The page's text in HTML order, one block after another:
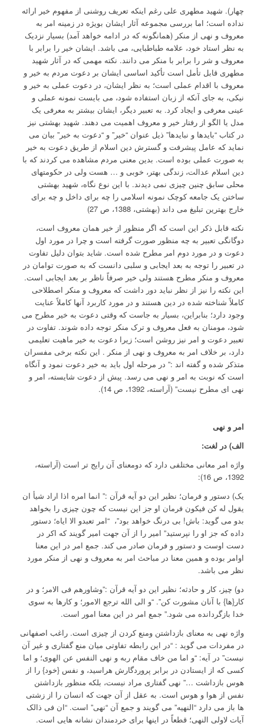
چهار). شهید مطهری علی رغم اینکه تعریف روشنی از مفهوم خیر ارائه
نداده است؛ اما بررسی مجموعه آثار ایشان بویژه در زمینه امر به
معروف و نهی از منکر (همانگونه که در ادامه خواهد آمد) بسیار نزدیک
به نظر استاد خود، علامه طباطبایی، می باشد. ایشان خیر را برابر با
معروف و شر را برابر با منکر می دانند. نکته مهمی که در آثار شهید
مطهری قابل تأمل است تأکید اساسی ایشان بر دعوت مردم به خیر و
معروف با اقدام عملی است؛ به نظر ایشان، در دعوت عملی به خیر و
نیکی، به جای آنکه از زبان استفاده شود، می بایست نمونه عملی و
عینی معرفی و ایجاد کرد. به تعبیر دیگر، ایشان بیشتر به معرفی یک
مدل یا الگو از رفتار خیر و معروف اهمیت می دهند. شهید بهشتی نیز
در کتاب “بایدها و نبایدها” ذیل عنوان “خیر” و “دعوت به خیر” بیان می
نماید که عامل پیشرفت و گسترش دین اسلام از طریق دعوت به خیر
به صورت عملی بوده است. بدین معنی مردم مشاهده می کردند که با
دین اسلام عدالت، زندگی بهتر، خوبی و … هست ولی در حکومتهای
محلی سابق چنین چیزی نمی دیدند. با این نوع نگاه، شهید بهشتی
ساختن یک جامعه کوچک نمونه اسلامی را چه برای داخل و چه برای
خارج بهترین تبلیغ می داند (بهشتی، 1388، ص 27)
نکته قابل ذکر این است که اگر منظور از خیر همان معروف است،
دوگانگی تعبیر به چه منظور صورت گرفته است و چرا در مورد اول
دعوت و در مورد دوم امر مطرح شده است. شاید بتوان دلیل تفاوت
در تعبیر را توجه به بعد ایجابی و سلبی دانست که به صورت توامان در
معروف و منکر مطرح هستند ولی خیر صرفاً ناظر بر بعد ایجابی است.
این نکته را نیز از نظر نباید دور داشت که معروف و منکر اصطلاحی
کاملاً شناخته شده در دین هستند و در مورد کاربرد آنها کاملاً عنایت
وجود دارد؛ بنابراین، بسیار به جاست که وقتی دعوت به خیر مطرح می
شود، مومنان به فعل معروف و ترک منکر توجه داده شوند. تفاوت در
تعبیر دعوت و امر نیز روشن است؛ زیرا دعوت به خیر ماهیت تعلیمی
دارد، بر خلاف امر به معروف و نهی از منکر . این نکته برخی مفسران
متذکر شده و گفته اند :” در مرحله اول باید به خیر دعوت نمود و آنگاه
است که نوبت به امر و نهی می رسد. پیش از دعوت شایسته، امر و
نهی ای مطرح نیست” (آراسته، 1392، ص 14).
امر و نهی
الف) در لغت:
واژه امر معانی مختلفی دارد که دومعنای آن رایج تر است (آراسته،
1392، ص 16):
یک) دستور و فرمان؛ نظیر این دو آیه قرآن :” انما امره اذا اراد شیأ ان
یقول له کن فیکون فرمان او جز این نیست که چون چیزی را بخواهد
بدو می گوید: باش! بی درنگ خواهد بود”، “امر تعبدو الا ایاه؛ دستور
داده که جز او را نپرستید” امیر را از آن جهت امیر گویند که اکر در
دست اوست و دستور و فرمان صادر می کند. جمع امر در این معنا
اوامر بوده و همین معنا در مباحث امر به معروف و نهی از منکر مورد
نظر می باشد.
دو) چیز، کار و حادثه؛ نظیر این دو آیه قرآن :”وشاورهم فی الامر؛ و در
کار{ها} با آنان مشورت کن”. “و الی الله ترجع الامور؛ و کارها به سوی
خدا بازگردانده می شود.” جمع امر در این معنا امور است.
واژه نهی به معنای بازداشتن ومنع کردن از چیزی است. راغب اصفهانی
در مفردات می گوید : “در این رابطه تفاوتی میان منع گفتاری و غیر آن
نیست” در آیه: “و اما من خاف مقام ربه و نهی النفس عن الهوی؛ و اما
کسی که از ایستادن در برابر پروردگارش هراسید، و نفس {خود} را از
هوس بازداشت …” نهی گفتاری مراد نیست، بلکه منظور بازداشتن
نفس از هوا و هوس است. به عقل از آن جهت که انسان را از زشتی
ها باز می دارد “النهیه” می گویند و جمع آن “نهی” است. “ان فی ذالک
آیات لاولی النهی؛ قطعاً در اینها برای خردمندان نشانه هایی است.